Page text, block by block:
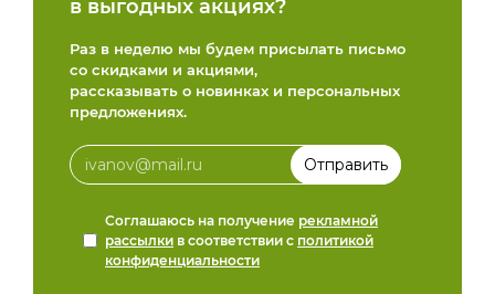
в выгодных акциях?
Раз в неделю мы будем присылать письмо
со скидками и акциями,
рассказывать о новинках и персональных
предложениях.
Соглашаюсь на получение рекламной
рассылки в соответствии с политикой
конфиденциальности